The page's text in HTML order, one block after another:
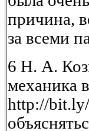
причина,
за всеми
6 Н. А.
механика
http://